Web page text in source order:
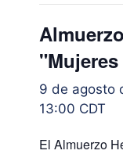
9 de agosto
13:00 CDT
El Almuerzo